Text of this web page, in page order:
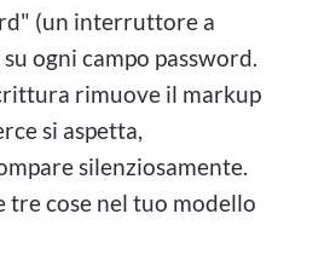
(un interruttore a
ogni campo password.
rimuove il markup
si aspetta,
silenziosamente.
tre cose nel tuo modello